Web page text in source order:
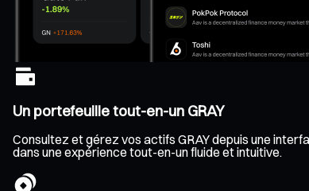
Un portefeuille tout-en-un GRAY
Consultez et gérez vos actifs GRAY depuis une
dans une expérience tout-en-un fluide et intuitive.